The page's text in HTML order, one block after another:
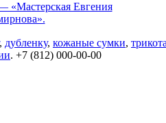
«Мастерская Евгения
, дубленку, кожаные сумки,
. +7 (812) 000-00-00